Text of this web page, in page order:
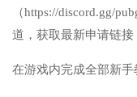
（https://discord.gg/
道，获取最新申请链接
在游戏内完成全部新